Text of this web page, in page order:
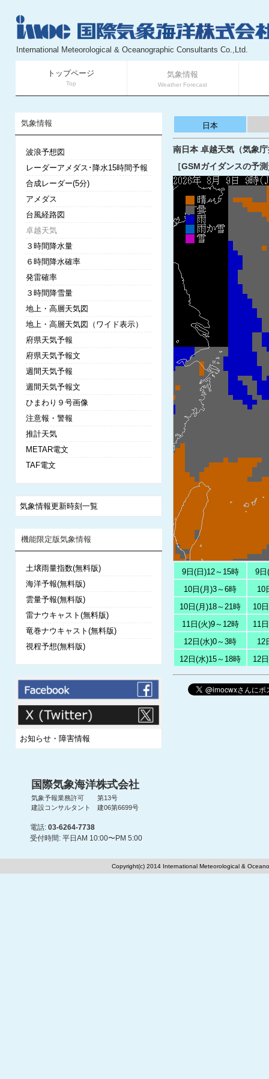
International Meteorological & Oceanographic Consultants Co.,Ltd.
トップページ
Top
気象情報
Weather Forecast
日本
南日本 卓越天気（気象
［GSMガイダンスの予
9日(日)12～15時
9日
10日(月)3～6時
10
10日(月)18～21時
10
11日(火)9～12時
11
12日(水)0～3時
12
12日(水)15～18時
12
気象情報
波浪予想図
レーダーアメダス･降水15時間予報
合成レーダー(5分)
アメダス
台風経路図
卓越天気
３時間降水量
６時間降水確率
発雷確率
３時間降雪量
地上・高層天気図
地上・高層天気図（ワイド表示）
府県天気予報
府県天気予報文
週間天気予報
週間天気予報文
ひまわり９号画像
注意報・警報
推計天気
METAR電文
TAF電文
気象情報更新時刻一覧
機能限定版気象情報
土壌雨量指数(無料版)
海洋予報(無料版)
雲量予報(無料版)
雷ナウキャスト(無料版)
竜巻ナウキャスト(無料版)
視程予想(無料版)
お知らせ・障害情報
国際気象海洋株式会社
気象予報業務許可 第13号
建設コンサルタント 建06第6699号
電話: 03-6264-7738
受付時間: 平日AM 10:00〜PM 5:00
Copyright(c) 2014 International Meteorological &